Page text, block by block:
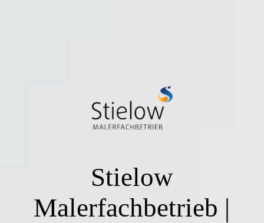
Stielow
Malerfachbetrieb |